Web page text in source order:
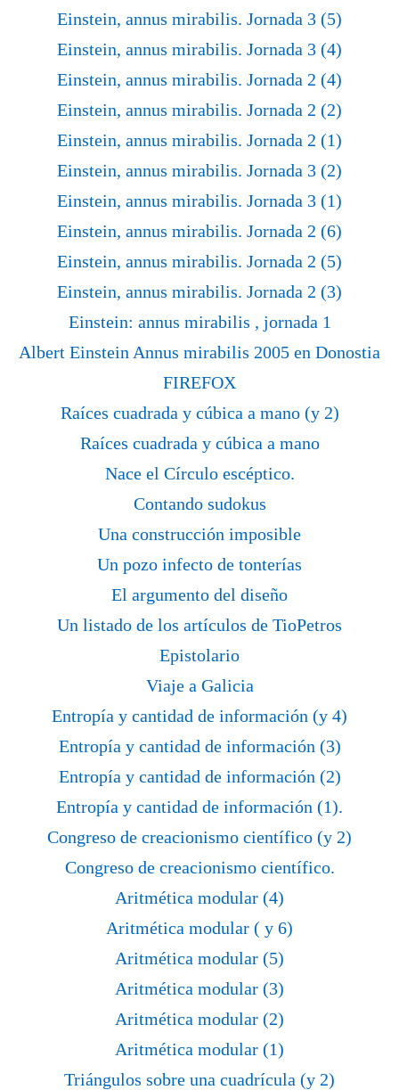
Einstein, annus mirabilis. Jornada 3 (5)
Einstein, annus mirabilis. Jornada 3 (4)
Einstein, annus mirabilis. Jornada 2 (4)
Einstein, annus mirabilis. Jornada 2 (2)
Einstein, annus mirabilis. Jornada 2 (1)
Einstein, annus mirabilis. Jornada 3 (2)
Einstein, annus mirabilis. Jornada 3 (1)
Einstein, annus mirabilis. Jornada 2 (6)
Einstein, annus mirabilis. Jornada 2 (5)
Einstein, annus mirabilis. Jornada 2 (3)
Einstein: annus mirabilis , jornada 1
Albert Einstein Annus mirabilis 2005 en Donostia
FIREFOX
Raíces cuadrada y cúbica a mano (y 2)
Raíces cuadrada y cúbica a mano
Nace el Círculo escéptico.
Contando sudokus
Una construcción imposible
Un pozo infecto de tonterías
El argumento del diseño
Un listado de los artículos de TioPetros
Epistolario
Viaje a Galicia
Entropía y cantidad de información (y 4)
Entropía y cantidad de información (3)
Entropía y cantidad de información (2)
Entropía y cantidad de información (1).
Congreso de creacionismo científico (y 2)
Congreso de creacionismo científico.
Aritmética modular (4)
Aritmética modular ( y 6)
Aritmética modular (5)
Aritmética modular (3)
Aritmética modular (2)
Aritmética modular (1)
Triángulos sobre una cuadrícula (y 2)